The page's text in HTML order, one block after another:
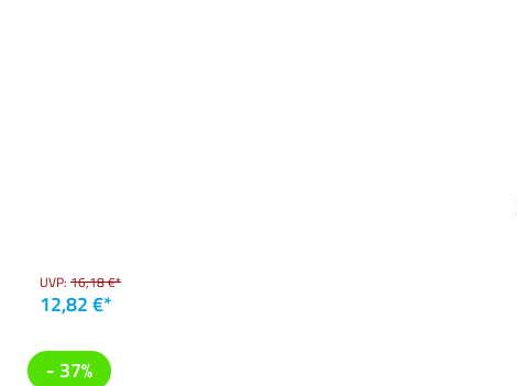
UVP: 16,18 €*
12,82 €*
- 37%